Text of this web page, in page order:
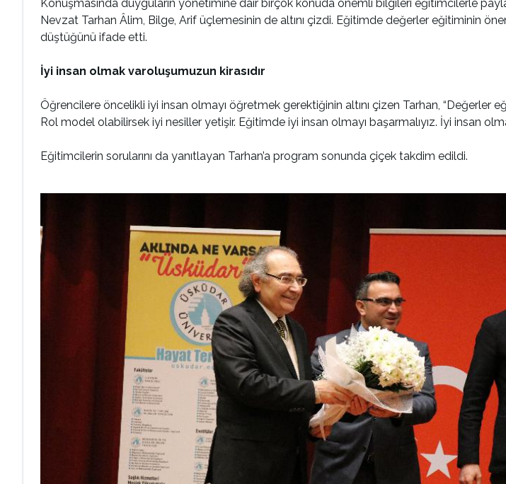
Konuşmasında duyguların yönetimine dair birçok konuda önemli bilgileri eğitimcilerle
Nevzat Tarhan Âlim, Bilge, Arif üçlemesinin de altını çizdi. Eğitimde değerler eğitiminin
düştüğünü ifade etti.
İyi insan olmak varoluşumuzun kirasıdır
Öğrencilere öncelikli iyi insan olmayı öğretmek gerektiğinin altını çizen Tarhan,
Rol model olabilirsek iyi nesiller yetişir. Eğitimde iyi insan olmayı başarmalıyız. İyi insan
Eğitimcilerin sorularını da yanıtlayan Tarhan’a program sonunda çiçek takdim edildi.